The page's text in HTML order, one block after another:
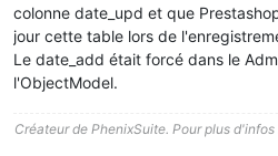
colonne date_upd et que
jour cette table lors de
Le date_add était forcé dans le
l'ObjectModel.
Créateur de PhenixSuite. Pour plus